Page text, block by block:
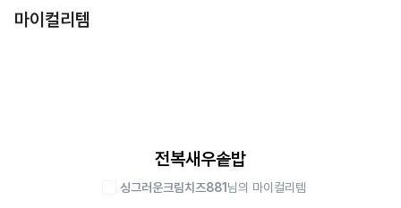
마이컬리템
전복새우솥밥
싱그러운크림치즈881 님의 마이컬리템